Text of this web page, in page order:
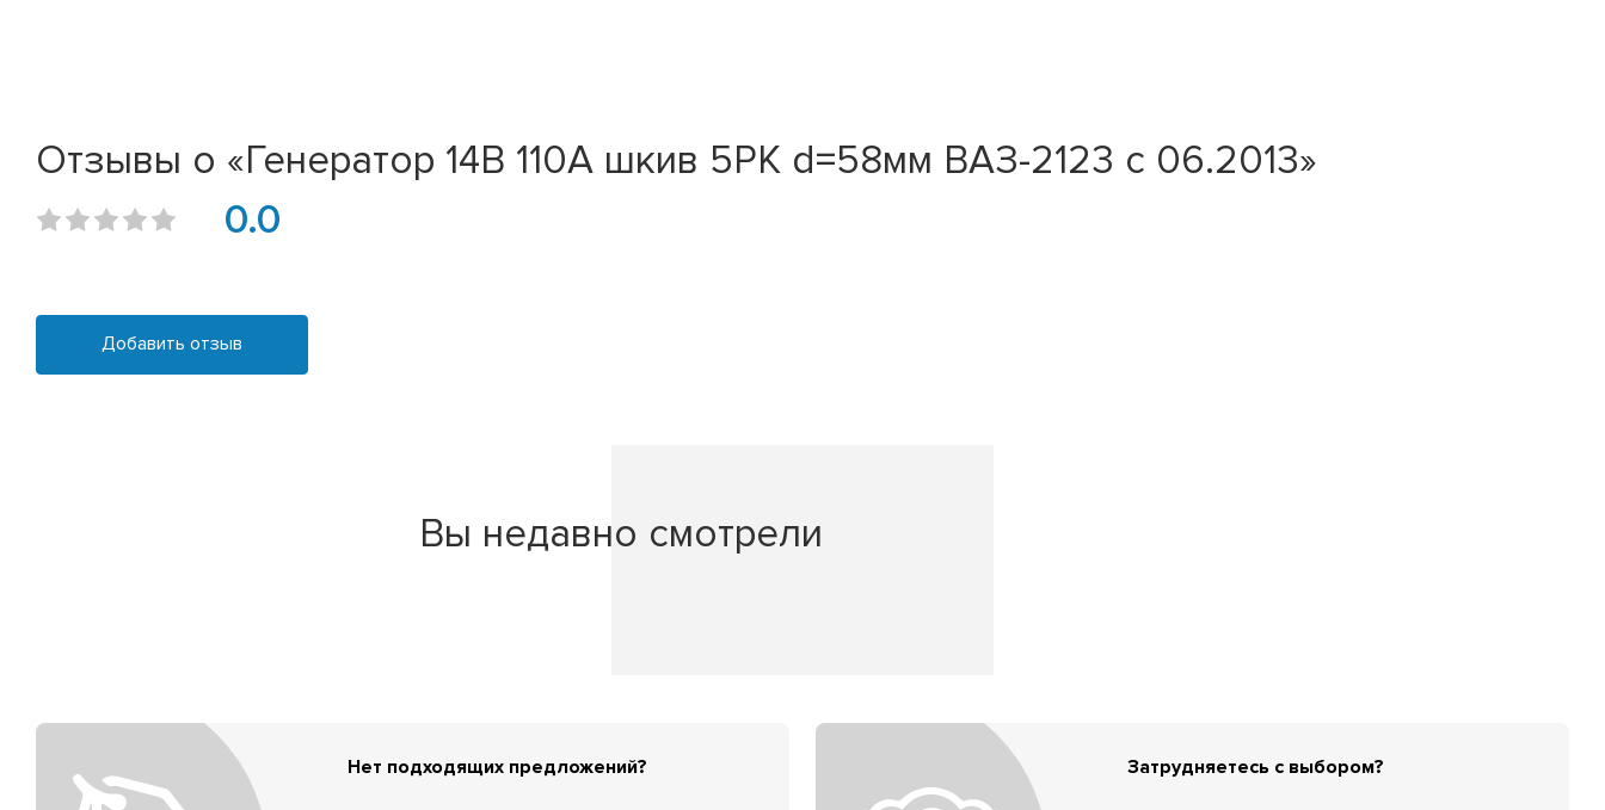
Отзывы о «Генератор 14В 110А шкив 5PK d=58мм ВАЗ-2123 с 06.2013»
0.0
Добавить отзыв
Вы недавно смотрели
Нет подходящих предложений? Затрудняетесь с выбором?